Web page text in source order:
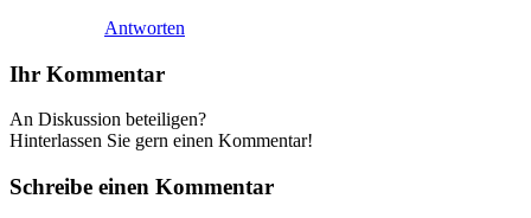
Antworten
Ihr Kommentar
An Diskussion beteiligen?
Hinterlassen Sie gern einen Kommentar!
Schreibe einen Kommentar